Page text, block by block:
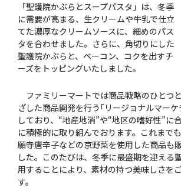
「聖護院かぶらとスープパスタ」は、冬季
に需要が高まる、生クリームや牛乳で仕立
てた濃厚なクリームソースに、細めのパス
タを合わせました。さらに、角切りにした
聖護院かぶらと、ベーコン、コクを出すチ
ーズをトッピングいたしました。
ファミリーマートでは商品戦略のひとつ
ざした商品開発を行う｢リージョナルマー
しており、“地産地消”や“地区の嗜好性”に
に積極的に取り組んでおります。これまで
願寺唐辛子などの京野菜を使用した商品も
した。このたびは、冬季に最盛期を迎える
用することにより、素材の持つ美味しさを
す。